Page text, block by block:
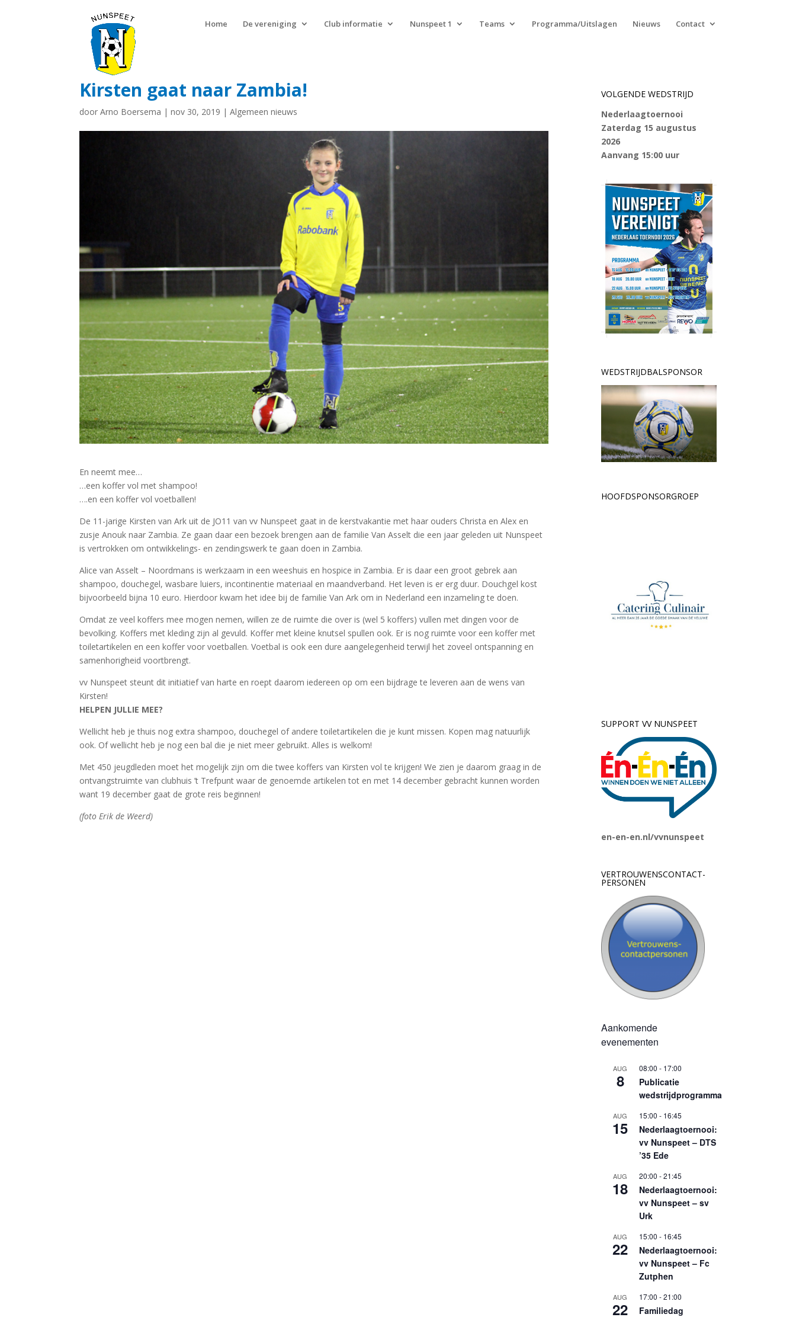
Home De vereniging Club informatie Nunspeet 1 Teams Programma/Uitslagen Nieuws Contact
Kirsten gaat naar Zambia!
doorArno Boersema |nov 30, 2019 |Algemeen nieuws
En neemt mee…
…een koffer vol met shampoo!
….en een koffer vol voetballen!
De 11-jarige Kirsten van Ark uit de JO11 van vv Nunspeet gaat in de kerstvakantie met haar ouders Christa en Alex en
zusje Anouk naar Zambia. Ze gaan daar een bezoek brengen aan de familie Van Asselt die een jaar geleden uit Nunspeet
is vertrokken om ontwikkelings- en zendingswerk te gaan doen in Zambia.
Alice van Asselt – Noordmans is werkzaam in een weeshuis en hospice in Zambia. Er is daar een groot gebrek aan
shampoo, douchegel, wasbare luiers, incontinentie materiaal en maandverband. Het leven is er erg duur. Douchgel kost
bijvoorbeeld bijna 10 euro. Hierdoor kwam het idee bij de familie Van Ark om in Nederland een inzameling te doen.
Omdat ze veel koffers mee mogen nemen, willen ze de ruimte die over is (wel 5 koffers) vullen met dingen voor de
bevolking. Koffers met kleding zijn al gevuld. Koffer met kleine knutsel spullen ook. Er is nog ruimte voor een koffer met
toiletartikelen en een koffer voor voetballen. Voetbal is ook een dure aangelegenheid terwijl het zoveel ontspanning en
samenhorigheid voortbrengt.
vv Nunspeet steunt dit initiatief van harte en roept daarom iedereen op om een bijdrage te leveren aan de wens van
Kirsten!
HELPEN JULLIE MEE?
Wellicht heb je thuis nog extra shampoo, douchegel of andere toiletartikelen die je kunt missen. Kopen mag natuurlijk
ook. Of wellicht heb je nog een bal die je niet meer gebruikt. Alles is welkom!
Met 450 jeugdleden moet het mogelijk zijn om die twee koffers van Kirsten vol te krijgen! We zien je daarom graag in de
ontvangstruimte van clubhuis ’t Trefpunt waar de genoemde artikelen tot en met 14 december gebracht kunnen worden
want 19 december gaat de grote reis beginnen!
(foto Erik de Weerd)
VOLGENDE WEDSTRIJD
Nederlaagtoernooi
Zaterdag 15 augustus
2026
Aanvang 15:00 uur
WEDSTRIJDBALSPONSOR
HOOFDSPONSORGROEP
SUPPORT VV NUNSPEET
en-en-en.nl/vvnunspeet
VERTROUWENSCONTACT-
PERSONEN
Aankomende
evenementen
AUG
8
08:00 - 17:00
Publicatie
wedstrijdprogramma
AUG
15
15:00 - 16:45
Nederlaagtoernooi:
vv Nunspeet – DTS
’35 Ede
AUG
18
20:00 -21:45
Nederlaagtoernooi:
vv Nunspeet – sv
Urk
AUG
22
15:00 - 16:45
Nederlaagtoernooi:
vv Nunspeet – Fc
Zutphen
AUG
22
17:00 -21:00
Familiedag